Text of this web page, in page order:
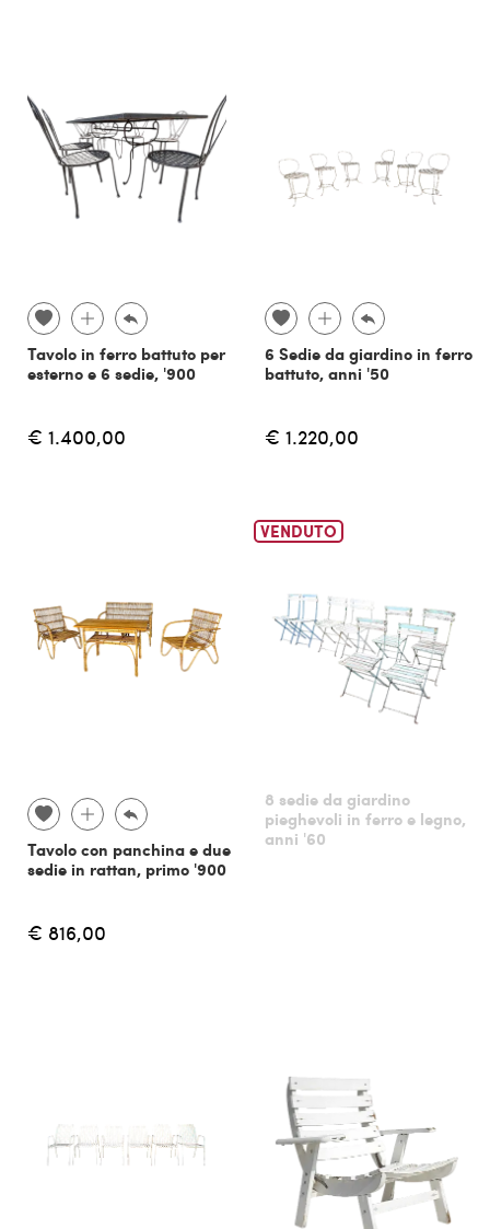
Tavolo in ferro battuto per
esterno e 6 sedie, '900
€ 1.400,00
6 Sedie da giardino in ferro
battuto, anni '50
€ 1.220,00
Tavolo con panchina e due
sedie in rattan, primo '900
€ 816,00
VENDUTO
8 sedie da giardino
pieghevoli in ferro e legno,
anni '60